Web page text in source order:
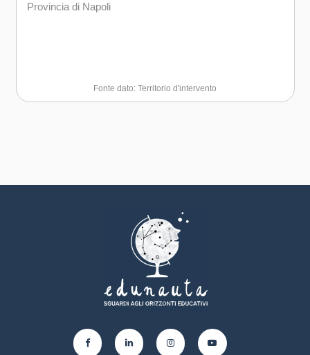
Provincia di Napoli
Fonte dato: Territorio d'intervento